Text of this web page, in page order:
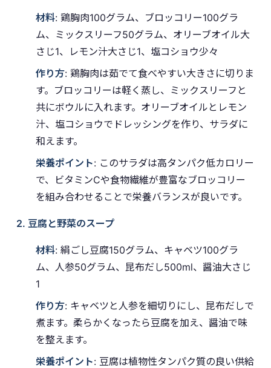
材料: 鶏胸肉100グラム、ブロッコリー100グラ
ム、ミックスリーフ50グラム、オリーブオイル大
さじ1、レモン汁大さじ1、塩コショウ少々
作り方: 鶏胸肉は茹でて食べやすい大きさに切りま
す。ブロッコリーは軽く蒸し、ミックスリーフと
共にボウルに入れます。オリーブオイルとレモン
汁、塩コショウでドレッシングを作り、サラダに
和えます。
栄養ポイント: このサラダは高タンパク低カロリー
で、ビタミンCや食物繊維が豊富なブロッコリー
を組み合わせることで栄養バランスが良いです。
2. 豆腐と野菜のスープ
材料: 絹ごし豆腐150グラム、キャベツ100グラ
ム、人参50グラム、昆布だし500ml、醤油大さじ
1
作り方: キャベツと人参を細切りにし、昆布だしで
煮ます。柔らかくなったら豆腐を加え、醤油で味
を整えます。
栄養ポイント: 豆腐は植物性タンパク質の良い供給